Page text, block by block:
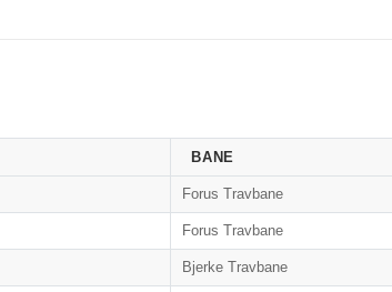
BANE
Forus Travbane
Forus Travbane
Bjerke Travbane